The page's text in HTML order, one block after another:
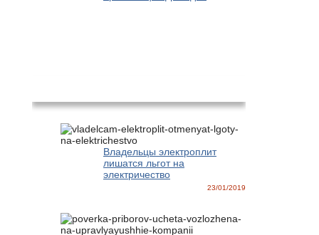
Владельцы электроплит
лишатся льгот на
электричество
23/01/2019